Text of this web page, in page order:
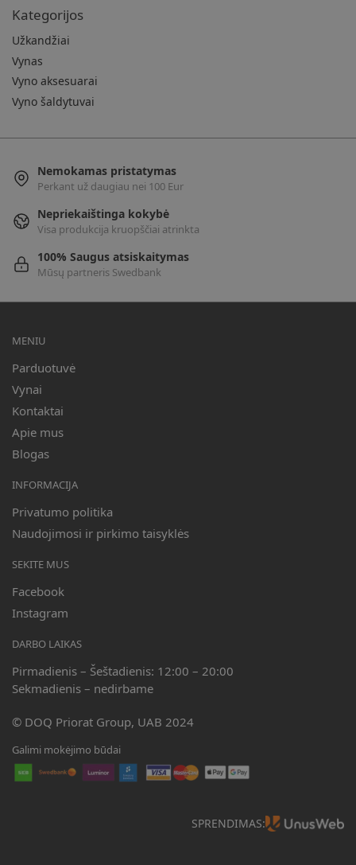
Kategorijos
Užkandžiai
Vynas
Vyno aksesuarai
Vyno šaldytuvai
Nemokamas pristatymas
Perkant už daugiau nei 100 Eur
Nepriekaištinga kokybė
Visa produkcija kruopščiai atrinkta
100% Saugus atsiskaitymas
Mūsų partneris Swedbank
MENIU
Parduotuvė
Vynai
Kontaktai
Apie mus
Blogas
INFORMACIJA
Privatumo politika
Naudojimosi ir pirkimo taisyklės
SEKITE MUS
Facebook
Instagram
DARBO LAIKAS
Pirmadienis – Šeštadienis: 12:00 – 20:00
Sekmadienis – nedirbame
© DOQ Priorat Group, UAB 2024
Galimi mokėjimo būdai
SPRENDIMAS: